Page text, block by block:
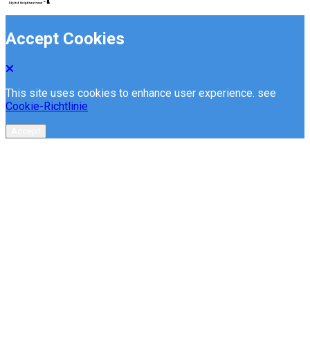
Accept Cookies
This site uses cookies to enhance user experience. see
Cookie-Richtlinie